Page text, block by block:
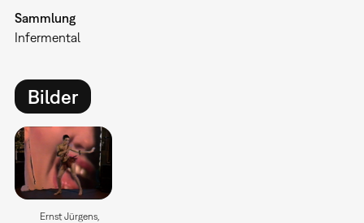
Sammlung
Infermental
Bilder
Ernst Jürgens,